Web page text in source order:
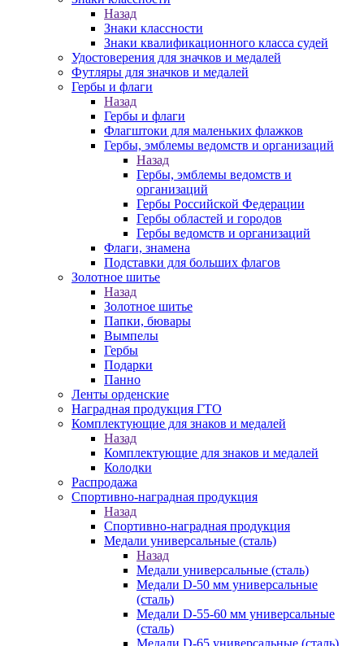
Назад
Знаки классности
Знаки квалификационного класса судей
Удостоверения для значков и медалей
Футляры для значков и медалей
Гербы и флаги
Назад
Гербы и флаги
Флагштоки для маленьких флажков
Гербы, эмблемы ведомств и организаций
Назад
Гербы, эмблемы ведомств и
организаций
Гербы Российской Федерации
Гербы областей и городов
Гербы ведомств и организаций
Флаги, знамена
Подставки для больших флагов
Золотное шитье
Назад
Золотное шитье
Папки, бювары
Вымпелы
Гербы
Подарки
Панно
Ленты орденские
Наградная продукция ГТО
Комплектующие для знаков и медалей
Назад
Комплектующие для знаков и медалей
Колодки
Распродажа
Спортивно-наградная продукция
Назад
Спортивно-наградная продукция
Медали универсальные (сталь)
Назад
Медали универсальные (сталь)
Медали D-50 мм универсальные
(сталь)
Медали D-55-60 мм универсальные
(сталь)
Медали D-65 универсальные (сталь)